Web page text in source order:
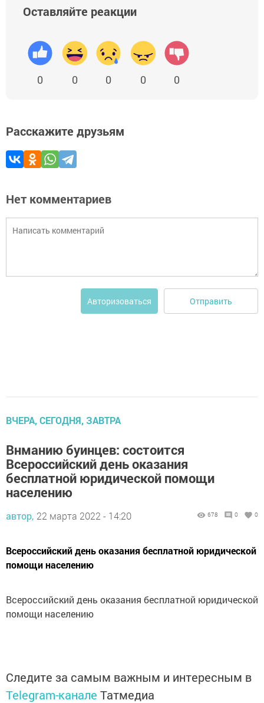
Оставляйте реакции
0 0 0 0 0
Расскажите друзьям
Нет комментариев
Авторизоваться Отправить
ВЧЕРА, СЕГОДНЯ, ЗАВТРА
Внманию буинцев: состоится
Всероссийский день оказания
бесплатной юридической помощи
населению
автор, 22 марта 2022 - 14:20 678 0 0
Всероссийский день оказания бесплатной юридической
помощи населению
Всероссийский день оказания бесплатной юридической
помощи населению
Следите за самым важным и интересным в
Telegram-канале Татмедиа